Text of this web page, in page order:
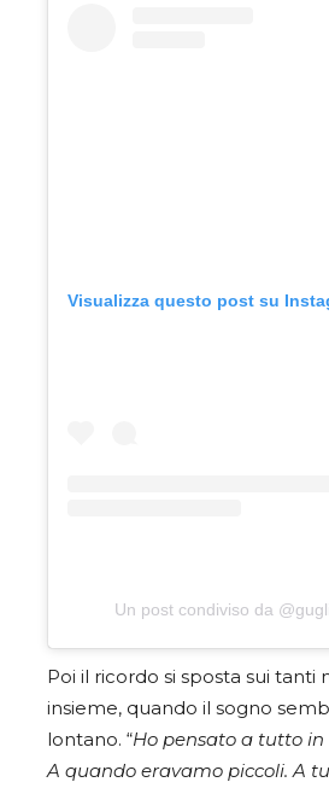
Visualizza questo post su
Un post condiviso da
Poi il ricordo si sposta sui tanti
insieme, quando il sogno
lontano. “Ho pensato a tutto in
A quando eravamo piccoli. A